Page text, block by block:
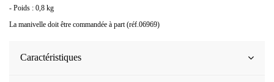
- Poids : 0,8 kg
La manivelle doit être commandée à part (réf.06969)
Caractéristiques